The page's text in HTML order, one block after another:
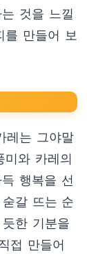
것을 느낄
를 만들어 보
레는 그야말
미와 카레의
행복을 선
갈 뜨는 순
한 기분을
접 만들어